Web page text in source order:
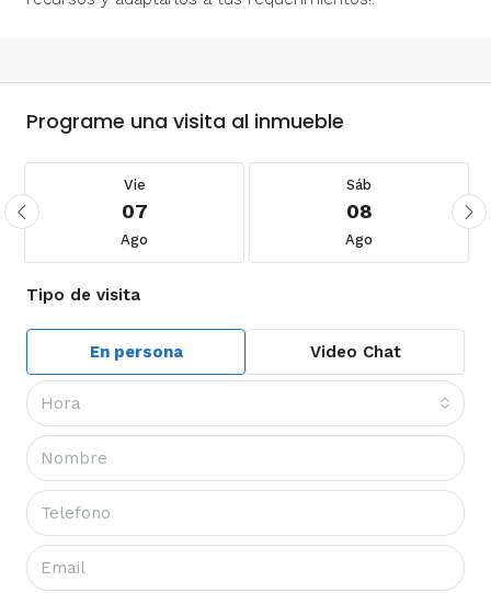
Programe una visita al inmueble
Vie
07
Ago
Sáb
08
Ago
Tipo de visita
En persona Video Chat
Hora